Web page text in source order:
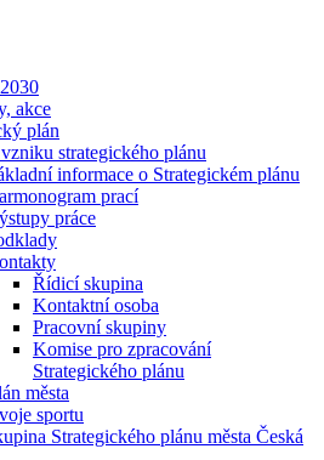
akce
plán
strategického plánu
informace o Strategickém plánu
prací
práce
Řídicí skupina
Kontaktní osoba
Pracovní skupiny
Komise pro zpracování
Strategického plánu
města
sportu
Strategického plánu města Česká